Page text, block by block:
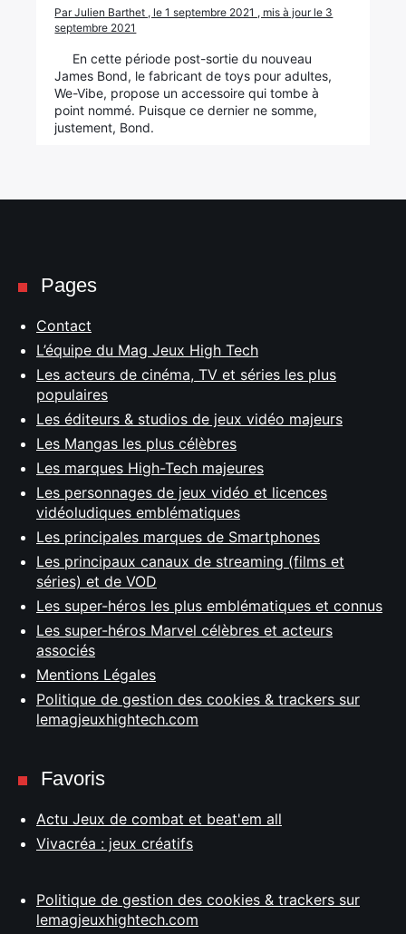
Par Julien Barthet , le 1 septembre 2021 , mis à jour le 3
septembre 2021
En cette période post-sortie du nouveau
James Bond, le fabricant de toys pour adultes,
We-Vibe, propose un accessoire qui tombe à
point nommé. Puisque ce dernier ne somme,
justement, Bond.
Pages
Contact
L’équipe du Mag Jeux High Tech
Les acteurs de cinéma, TV et séries les plus
populaires
Les éditeurs & studios de jeux vidéo majeurs
Les Mangas les plus célèbres
Les marques High-Tech majeures
Les personnages de jeux vidéo et licences
vidéoludiques emblématiques
Les principales marques de Smartphones
Les principaux canaux de streaming (films et
séries) et de VOD
Les super-héros les plus emblématiques et connus
Les super-héros Marvel célèbres et acteurs
associés
Mentions Légales
Politique de gestion des cookies & trackers sur
lemagjeuxhightech.com
Favoris
Actu Jeux de combat et beat'em all
Vivacréa : jeux créatifs
Politique de gestion des cookies & trackers sur
lemagjeuxhightech.com